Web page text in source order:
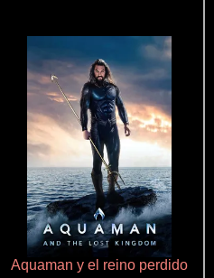
Aquaman y el reino perdido